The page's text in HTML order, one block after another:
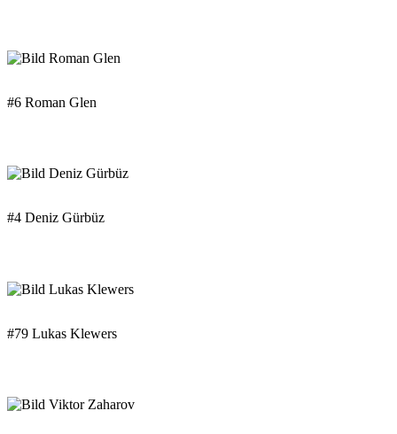
#6 Roman Glen
#4 Deniz Gürbüz
#79 Lukas Klewers